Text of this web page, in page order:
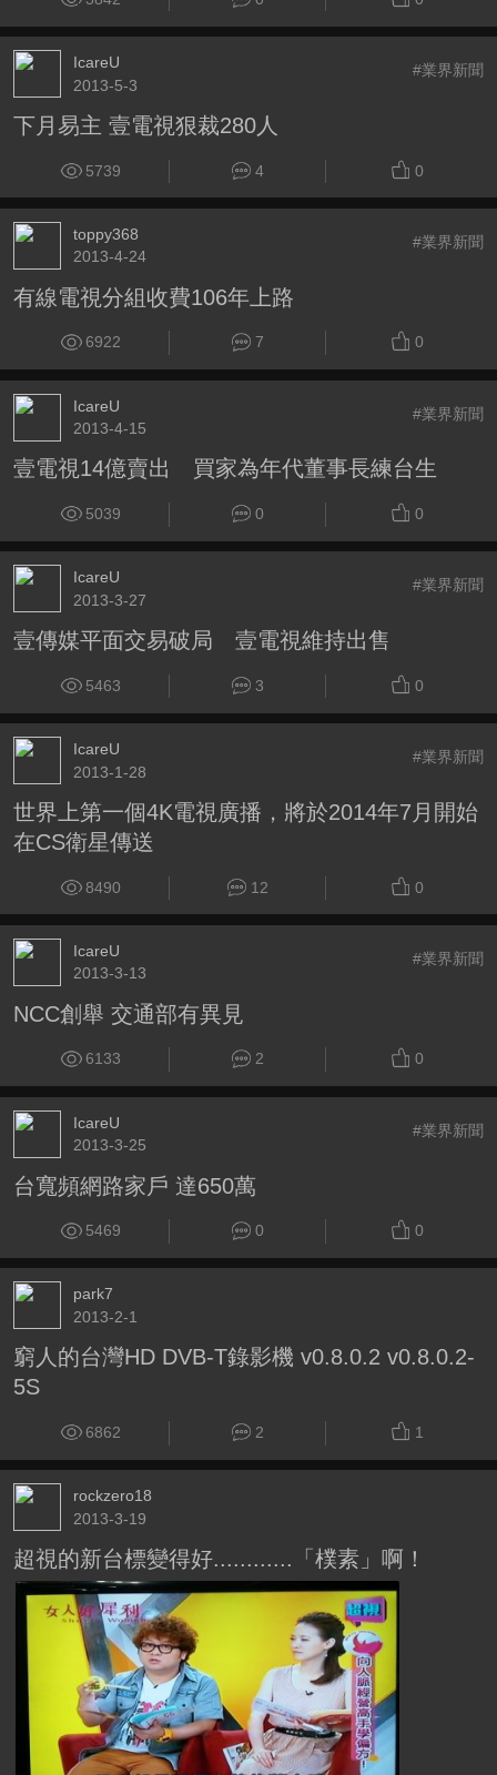
IcareU
2013-5-3
#業界新聞
下月易主 壹電視狠裁280人
5739 4 0
toppy368
2013-4-24
#業界新聞
有線電視分組收費106年上路
6922 7 0
IcareU
2013-4-15
#業界新聞
壹電視14億賣出 買家為年代董事長練台生
5039 0 0
IcareU
2013-3-27
#業界新聞
壹傳媒平面交易破局 壹電視維持出售
5463 3 0
IcareU
2013-1-28
#業界新聞
世界上第一個4K電視廣播，將於2014年7月開始
在CS衛星傳送
8490 12 0
IcareU
2013-3-13
#業界新聞
NCC創舉 交通部有異見
6133 2 0
IcareU
2013-3-25
#業界新聞
台寬頻網路家戶 達650萬
5469 0 0
park7
2013-2-1
窮人的台灣HD DVB-T錄影機 v0.8.0.2 v0.8.0.2-
5S
6862 2 1
rockzero18
2013-3-19
超視的新台標變得好............「樸素」啊！